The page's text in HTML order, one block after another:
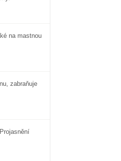
na mastnou
zabraňuje